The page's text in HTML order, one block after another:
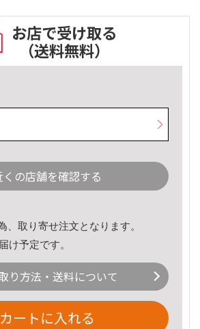
お店で受け取る
（送料無料）
くの店舗を確認する
、取り寄せ注文となります。
け予定です。
り方法・送料について
カートに入れる